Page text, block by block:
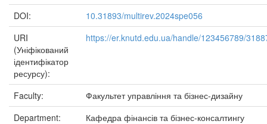
DOI:
10.31893/multirev.2024spe056
URI
(Уніфікований
ідентифікатор
ресурсу):
https://er.knutd.edu.ua/handle/123456789/
Faculty:
Факультет управління та бізнес-дизайну
Department:
Кафедра фінансів та бізнес-консалтингу